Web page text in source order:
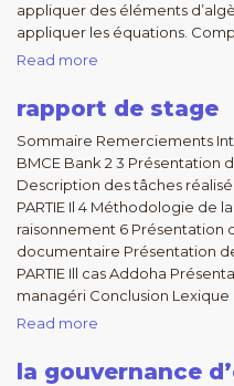
appliquer des éléments
appliquer les équations.
Read more
rapport de stage
Sommaire Remerciements
BMCE Bank 2 3 Présentation
Description des tâches
PARTIE Il 4 Méthodologie de
raisonnement 6 Présentation
documentaire Présentation
PARTIE Ill cas Addoha
managéri Conclusion
Read more
la gouvernance